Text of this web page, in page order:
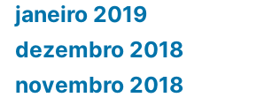
janeiro 2019
dezembro 2018
novembro 2018